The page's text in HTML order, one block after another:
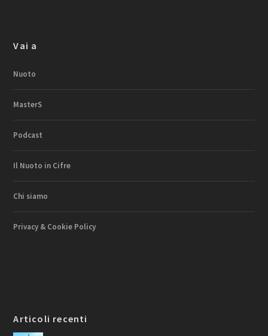
Vai a
Nuoto
MasterS
Podcast
Il Nuoto in Cifre
Chi siamo
Privacy & Cookie Policy
Articoli recenti